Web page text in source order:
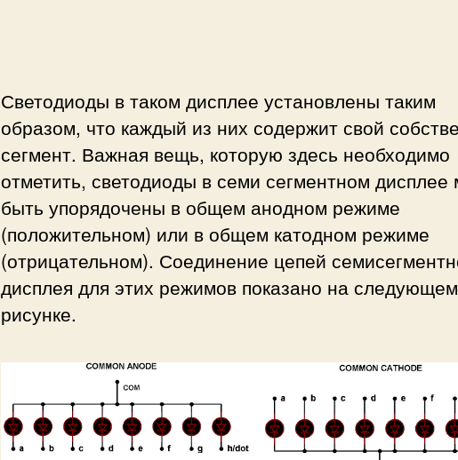
Светодиоды в таком дисплее установлены таким
образом, что каждый из них содержит свой
сегмент. Важная вещь, которую здесь необходимо
отметить, светодиоды в семи сегментном дисплее
быть упорядочены в общем анодном режиме
(положительном) или в общем катодном режиме
(отрицательном). Соединение цепей
дисплея для этих режимов показано на следующем
рисунке.